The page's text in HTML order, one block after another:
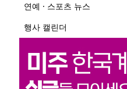
연예 · 스포츠 뉴스
행사 캘린더